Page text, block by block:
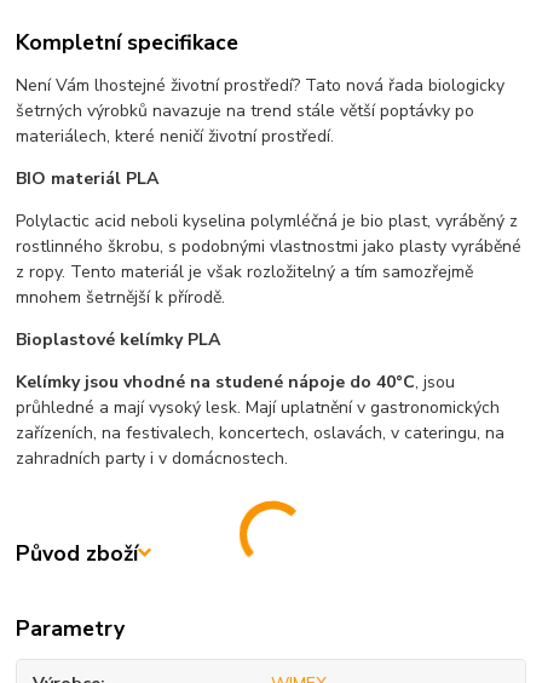
Kompletní specifikace
Není Vám lhostejné životní prostředí? Tato nová řada biologicky
šetrných výrobků navazuje na trend stále větší poptávky po
materiálech, které neničí životní prostředí.
BIO materiál PLA
Polylactic acid neboli kyselina polymléčná je bio plast, vyráběný z
rostlinného škrobu, s podobnými vlastnostmi jako plasty vyráběné
z ropy. Tento materiál je však rozložitelný a tím samozřejmě
mnohem šetrnější k přírodě.
Bioplastové kelímky PLA
Kelímky jsou vhodné na studené nápoje do 40°C, jsou
průhledné a mají vysoký lesk. Mají uplatnění v gastronomických
zařízeních, na festivalech, koncertech, oslavách, v cateringu, na
zahradních party i v domácnostech.
Původ zboží
Parametry